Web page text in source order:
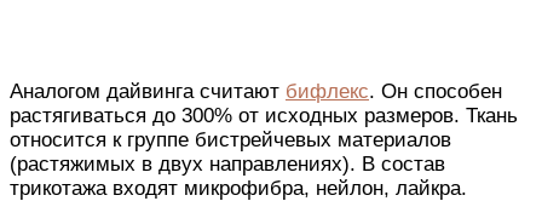
Аналогом дайвинга считают бифлекс. Он способен
растягиваться до 300% от исходных размеров. Ткань
относится к группе бистрейчевых материалов
(растяжимых в двух направлениях). В состав
трикотажа входят микрофибра, нейлон, лайкра.